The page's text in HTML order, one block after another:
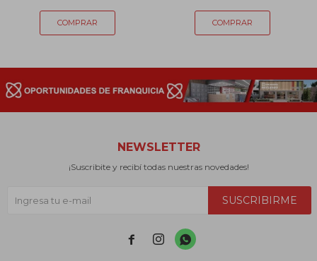
NEWSLETTER
¡Suscribite y recibí todas nuestras novedades!
SUSCRIBIRME
  